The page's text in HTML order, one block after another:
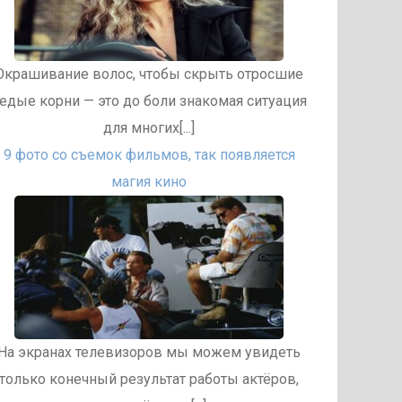
волос, чтобы скрыть отросшие
корни — это до боли знакомая ситуация
для многих[...]
9 фото со съемок фильмов, так появляется
магия кино
экранах телевизоров мы можем увидеть
только конечный результат работы актёров,